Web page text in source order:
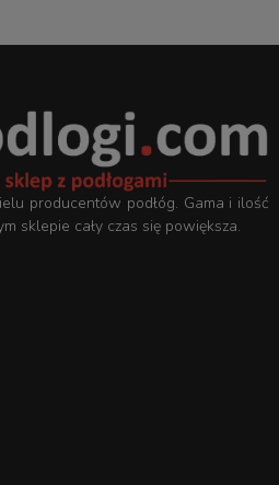
producentów podłóg. Gama i ilość
sklepie cały czas się powiększa.